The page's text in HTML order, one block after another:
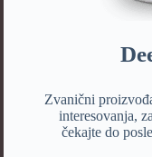
Zvanični
interesovanja,
čekajte do